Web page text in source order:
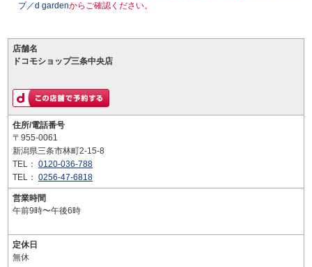
プ／d gardenからご確認ください。
店舗名
ドコモショップ三条中央店
住所/電話番号
〒955-0061
新潟県三条市林町2-15-8
TEL： 0120-036-788
TEL： 0256-47-6818
営業時間
午前9時〜午後6時
定休日
無休